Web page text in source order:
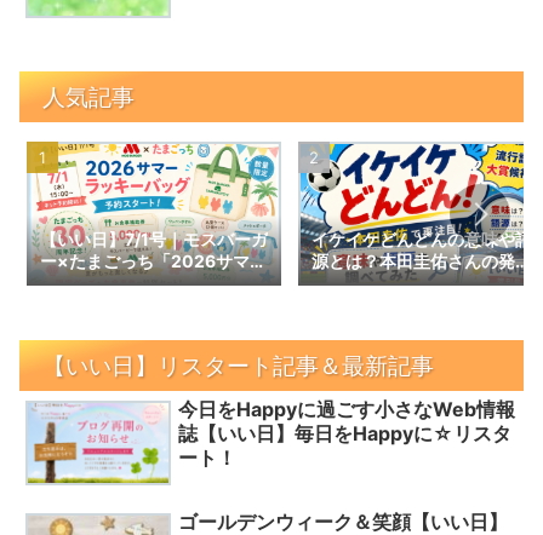
人気記事
【いい日】7/1号｜モスバーガ
ー×たまごっち「2026サマー
ラッキーバッグ」予約スター
イケイケどんどんの意味や語
源とは？本田圭佑さんの発言
で話題の言葉を調べてみた｜
【いい日】リスタート記事＆最新記事
今日をHappyに過ごす小さなWeb情報
誌【いい日】毎日をHappyに☆リスタ
ート！
ゴールデンウィーク＆笑顔【いい日】